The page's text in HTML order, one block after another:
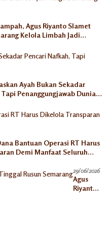
Agus Riyanto Slamet
Kelola Limbah Jadi
Ayah Bukan Sekadar
Penanggungjawab Dunia
Bantuan Operasi RT Harus
Demi Manfaat Seluruh
29/06/2026
Agus
Riyanto